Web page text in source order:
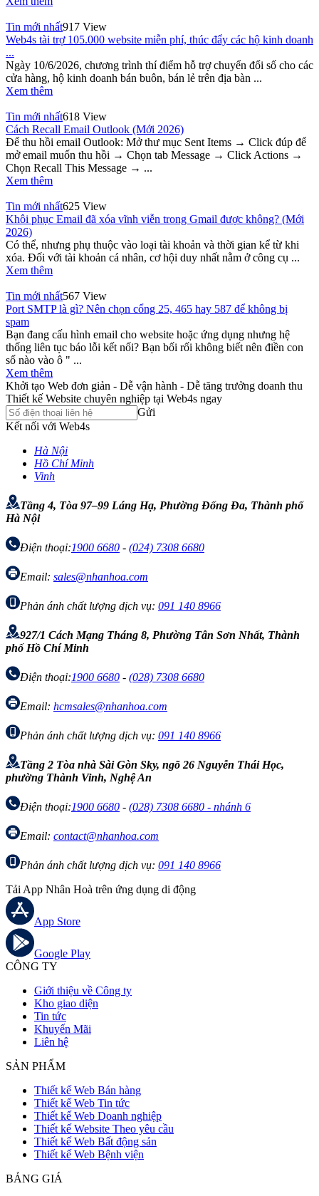
Tin mới nhất917 View
Web4s tài trợ 105.000 website miễn phí, thúc đẩy các hộ kinh doanh
...
Ngày 10/6/2026, chương trình thí điểm hỗ trợ chuyển đổi số cho các
cửa hàng, hộ kinh doanh bán buôn, bán lẻ trên địa bàn ...
Xem thêm
Tin mới nhất618 View
Cách Recall Email Outlook (Mới 2026)
Để thu hồi email Outlook: Mở thư mục Sent Items → Click đúp để
mở email muốn thu hồi → Chọn tab Message → Click Actions →
Chọn Recall This Message → ...
Xem thêm
Tin mới nhất625 View
Khôi phục Email đã xóa vĩnh viễn trong Gmail được không? (Mới
2026)
Có thể, nhưng phụ thuộc vào loại tài khoản và thời gian kể từ khi
xóa. Đối với tài khoản cá nhân, cơ hội duy nhất nằm ở công cụ ...
Xem thêm
Tin mới nhất567 View
Port SMTP là gì? Nên chọn cổng 25, 465 hay 587 để không bị
spam
Bạn đang cấu hình email cho website hoặc ứng dụng nhưng hệ
thống liên tục báo lỗi kết nối? Bạn bối rối không biết nên điền con
số nào vào ô " ...
Xem thêm
Khởi tạo Web đơn giản - Dễ vận hành - Dễ tăng trưởng doanh thu
Thiết kế Website chuyên nghiệp tại Web4s ngay
Gửi
Kết nối với Web4s
Hà Nội
Hồ Chí Minh
Vinh
Tầng 4, Tòa 97–99 Láng Hạ, Phường Đống Đa, Thành phố
Hà Nội
Điện thoại:1900 6680 - (024) 7308 6680
Email: sales@nhanhoa.com
Phản ánh chất lượng dịch vụ: 091 140 8966
927/1 Cách Mạng Tháng 8, Phường Tân Sơn Nhất, Thành
phố Hồ Chí Minh
Điện thoại:1900 6680 - (028) 7308 6680
Email: hcmsales@nhanhoa.com
Phản ánh chất lượng dịch vụ: 091 140 8966
Tầng 2 Tòa nhà Sài Gòn Sky, ngõ 26 Nguyễn Thái Học,
phường Thành Vinh, Nghệ An
Điện thoại:1900 6680 - (028) 7308 6680 - nhánh 6
Email: contact@nhanhoa.com
Phản ánh chất lượng dịch vụ: 091 140 8966
Tải App Nhân Hoà trên ứng dụng di động
App Store
Google Play
CÔNG TY
Giới thiệu về Công ty
Kho giao diện
Tin tức
Khuyến Mãi
Liên hệ
SẢN PHẨM
Thiết kế Web Bán hàng
Thiết kế Web Tin tức
Thiết kế Web Doanh nghiệp
Thiết kế Website Theo yêu cầu
Thiết kế Web Bất động sản
Thiết kế Web Bệnh viện
BẢNG GIÁ